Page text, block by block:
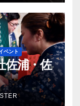
ベント
佐浦・佐